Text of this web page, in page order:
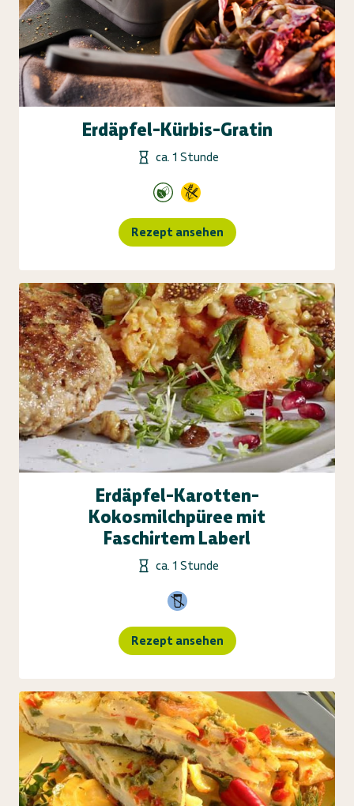
Erdäpfel-Kürbis-Gratin
ca. 1 Stunde
Rezept ansehen
Erdäpfel-Karotten-
Kokosmilchpüree mit
Faschirtem Laberl
ca. 1 Stunde
Rezept ansehen